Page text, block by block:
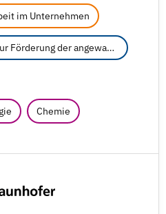
im Unternehmen
Fraunhofer-Gesellschaft zur Förderung der angewandten Forschung e.V.
Chemie